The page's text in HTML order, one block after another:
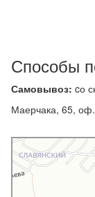
Способы
Самовывоз: cо
Маерчака, 65, оф.